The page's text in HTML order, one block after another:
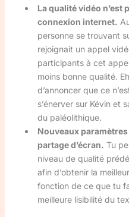
La qualité vidéo n’est
connexion internet.
personne se trouvant
rejoignait un appel
participants à cet
moins bonne qualité.
d’annoncer que ce
s’énerver sur Kévin et
du paléolithique.
Nouveaux
partage d’écran. Tu
niveau de qualité
afin d’obtenir la
fonction de ce que tu
meilleure lisibilité du